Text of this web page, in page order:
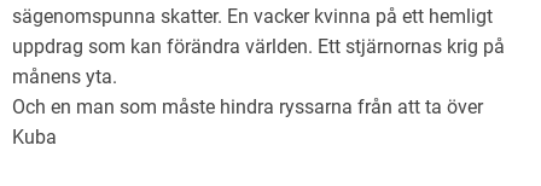
sägenomspunna skatter. En vacker kvinna på ett hemligt
uppdrag som kan förändra världen. Ett stjärnornas krig på
månens yta.
Och en man som måste hindra ryssarna från att ta över
Kuba